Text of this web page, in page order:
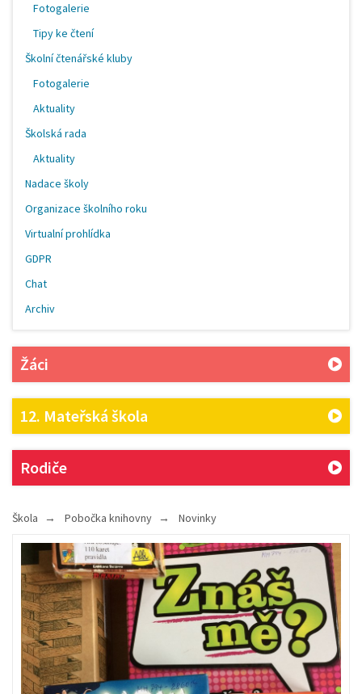
Fotogalerie
Tipy ke čtení
Školní čtenářské kluby
Fotogalerie
Aktuality
Školská rada
Aktuality
Nadace školy
Organizace školního roku
Virtualní prohlídka
GDPR
Chat
Archiv
Žáci
12. Mateřská škola
Rodiče
Škola Pobočka knihovny Novinky